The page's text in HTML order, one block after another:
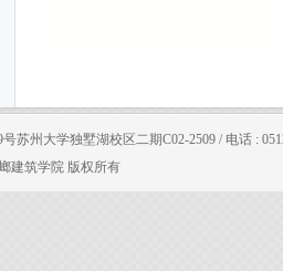
苏州大学独墅湖校区二期C02-2509 / 电话 :
建筑学院 版权所有